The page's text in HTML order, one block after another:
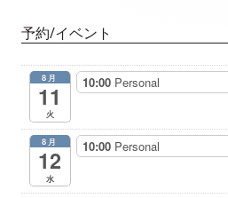
シ
ョ
ン
ド
バ
予約/イベント
8月
11
火
10:00 Personal
8月
12
水
10:00 Personal